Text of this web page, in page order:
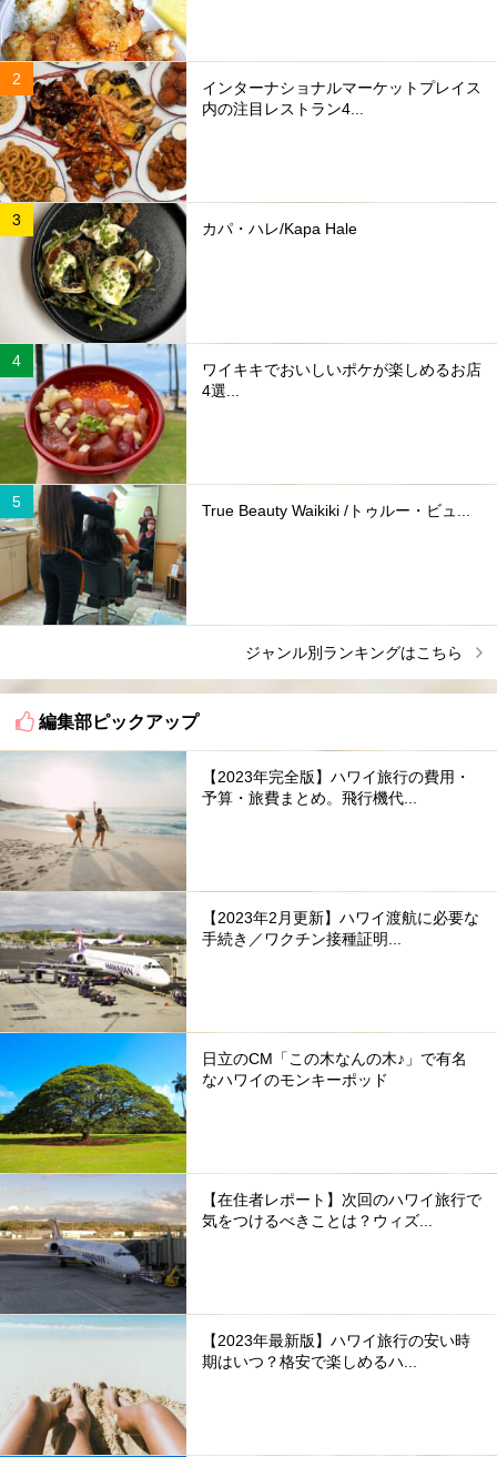
インターナショナルマーケットプレイス
内の注目レストラン4...
カパ・ハレ/Kapa Hale
ワイキキでおいしいポケが楽しめるお店
4選...
True Beauty Waikiki /トゥルー・ビュ...
ジャンル別ランキングはこちら
編集部ピックアップ
【2023年完全版】ハワイ旅行の費用・
予算・旅費まとめ。飛行機代...
【2023年2月更新】ハワイ渡航に必要な
手続き／ワクチン接種証明...
日立のCM「この木なんの木♪」で有名
なハワイのモンキーポッド
【在住者レポート】次回のハワイ旅行で
気をつけるべきことは？ウィズ...
【2023年最新版】ハワイ旅行の安い時
期はいつ？格安で楽しめるハ...